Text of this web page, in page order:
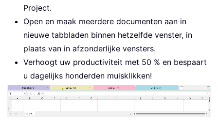
Project.
Open en maak meerdere documenten aan in
nieuwe tabbladen binnen hetzelfde venster, in
plaats van in afzonderlijke vensters.
Verhoogt uw productiviteit met 50 % en bespaart
u dagelijks honderden muisklikken!